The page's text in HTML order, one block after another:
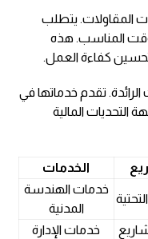
المقاولات. يتطلب
المناسب. هذه
كفاءة العمل.
تقدم خدماتها في
التحديات المالية
الخدمات
خدمات الهندسة
المدنية
خدمات الإدارة